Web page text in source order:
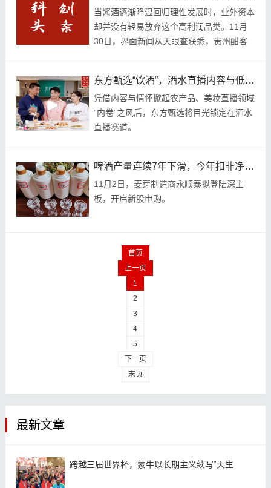
当酱酒逐渐降温回归理性发展时，业外资本
却并没有轻易放弃这个高利润品类。11月
30日，界面新闻从天眼查获悉，贵州酣客
称“酣客...
东方甄选“饮酒”，酒水直播内容与低价谁更叫座？
凭借内容与情怀掀起农产品、美妆直播领域
“内卷”之风后，东方甄选将目光锁定在酒水
直播赛道。
啤酒产量连续7年下滑，今年扣非净利预降25%
11月2日，麦芽制造商永顺泰拟登陆深主
板，开启新股申购。
首页
上一页
1
2
3
4
5
下一页
末页
最新文章
跨越三届世界杯，蒙牛以长期主义续写“天生